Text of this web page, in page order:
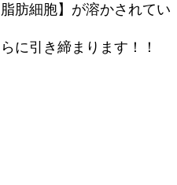
肪細胞】が溶かされてい
に引き締まります！！